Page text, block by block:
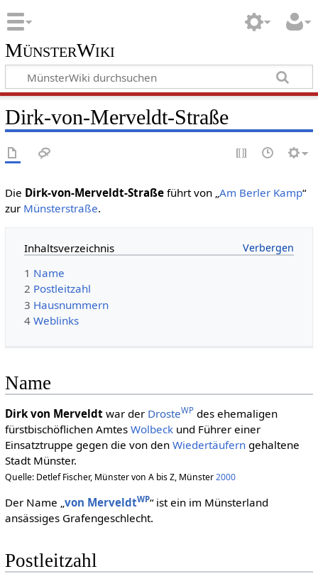
MünsterWiki
Dirk-von-Merveldt-Straße
Die Dirk-von-Merveldt-Straßeführt von „Am Berler Kamp“
zur Münsterstraße.
Inhaltsverzeichnis
1 Name
2 Postleitzahl
3 Hausnummern
4 Weblinks
Name
Dirk von Merveldtwar der DrosteWPdes ehemaligen
fürstbischöflichen Amtes Wolbeckund Führer einer
Einsatztruppe gegen die von den Wiedertäuferngehaltene
Stadt Münster.
Quelle: Detlef Fischer, Münster von A bis Z, Münster2000
Der Name „von MerveldtWP“ ist ein im Münsterland
ansässiges Grafengeschlecht.
Postleitzahl